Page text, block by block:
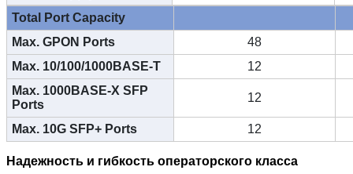
Total Port Capacity
Max. GPON Ports
48
Max. 10/100/1000BASE-T
12
Max. 1000BASE-X SFP
Ports
12
Max. 10G SFP+ Ports 12
Надежность и гибкость операторского класса